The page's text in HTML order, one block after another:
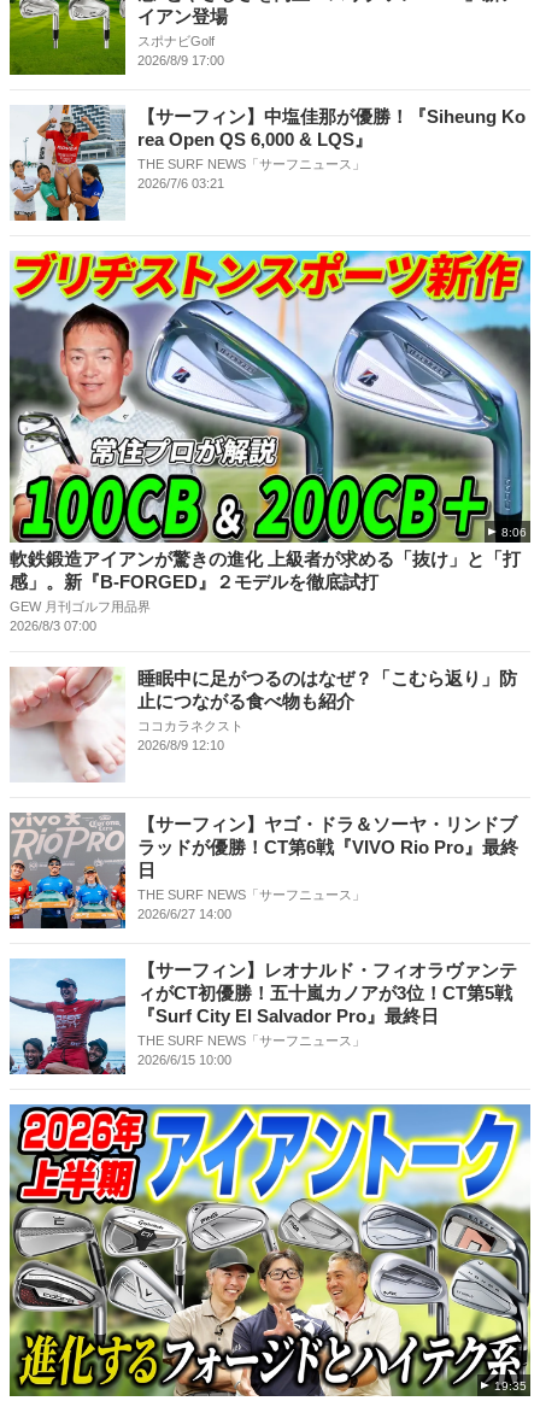
イアン登場
スポナビGolf
2026/8/9 17:00
【サーフィン】中塩佳那が優勝！『Siheung Ko
rea Open QS 6,000 & LQS』
THE SURF NEWS「サーフニュース」
2026/7/6 03:21
8:06
軟鉄鍛造アイアンが驚きの進化 上級者が求める「抜け」と「打
感」。新『B-FORGED』２モデルを徹底試打
GEW 月刊ゴルフ用品界
2026/8/3 07:00
睡眠中に足がつるのはなぜ？「こむら返り」防
止につながる食べ物も紹介
ココカラネクスト
2026/8/9 12:10
【サーフィン】ヤゴ・ドラ＆ソーヤ・リンドブ
ラッドが優勝！CT第6戦『VIVO Rio Pro』最終
日
THE SURF NEWS「サーフニュース」
2026/6/27 14:00
【サーフィン】レオナルド・フィオラヴァンテ
ィがCT初優勝！五十嵐カノアが3位！CT第5戦
『Surf City El Salvador Pro』最終日
THE SURF NEWS「サーフニュース」
2026/6/15 10:00
19:35